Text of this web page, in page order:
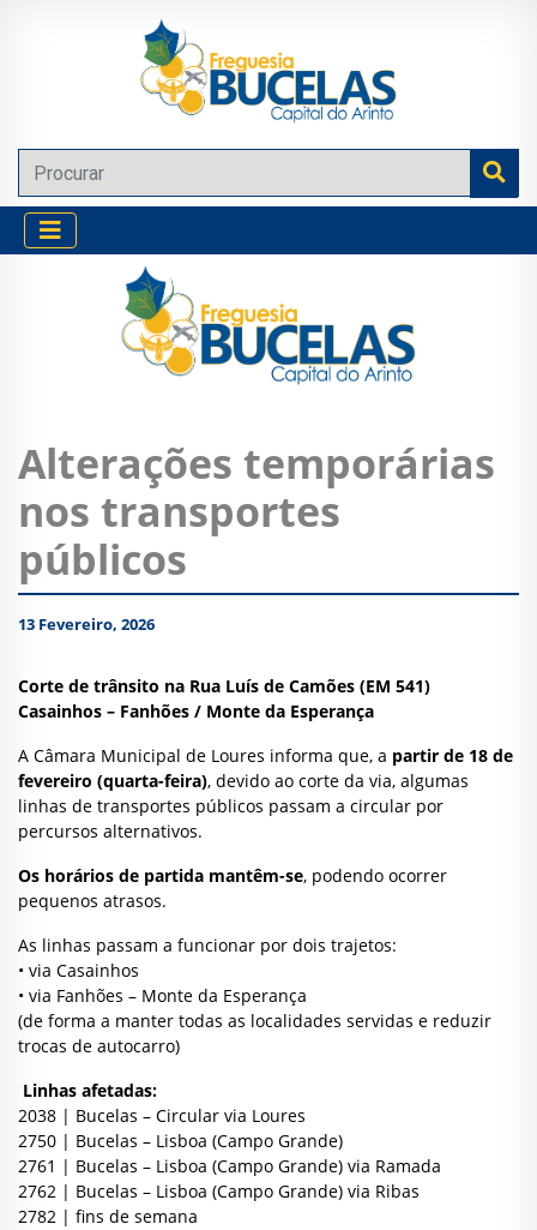
Alterações temporárias
nos transportes
públicos
13 Fevereiro, 2026
Corte de trânsito na Rua Luís de Camões (EM 541)
Casainhos – Fanhões / Monte da Esperança
A Câmara Municipal de Loures informa que, a partir de 18 de
fevereiro (quarta-feira), devido ao corte da via, algumas
linhas de transportes públicos passam a circular por
percursos alternativos.
Os horários de partida mantêm-se, podendo ocorrer
pequenos atrasos.
As linhas passam a funcionar por dois trajetos:
• via Casainhos
• via Fanhões – Monte da Esperança
(de forma a manter todas as localidades servidas e reduzir
trocas de autocarro)
Linhas afetadas:
2038 | Bucelas – Circular via Loures
2750 | Bucelas – Lisboa (Campo Grande)
2761 | Bucelas – Lisboa (Campo Grande) via Ramada
2762 | Bucelas – Lisboa (Campo Grande) via Ribas
2782 | fins de semana